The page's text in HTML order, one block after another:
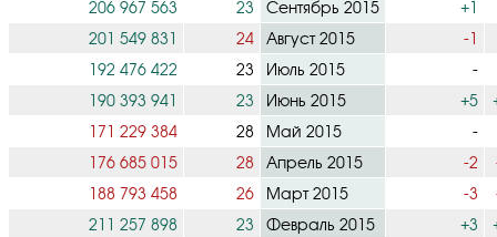
206 967 563
23 Сентябрь 2015
+1
201 549 831
24 Август 2015
-1
192 476 422
23 Июль 2015
-
190 393 941
23 Июнь 2015 +5
171 229 384
28 Май 2015
-
176 685 015
28 Апрель 2015 -2
188 793 458
26 Март 2015 -3
211 257 898
23 Февраль 2015 +3